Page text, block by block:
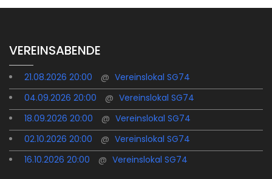
VEREINSABENDE
21.08.2026 20:00 @ Vereinslokal SG74
04.09.2026 20:00
@ Vereinslokal SG74
18.09.2026 20:00
@ Vereinslokal SG74
02.10.2026 20:00
@ Vereinslokal SG74
16.10.2026 20:00
@ Vereinslokal SG74